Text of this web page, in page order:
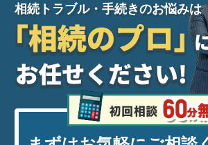
相続トラブル・手続きのお悩みは